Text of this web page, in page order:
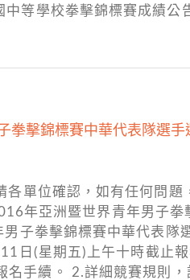
中等學校拳擊錦標賽成績公
拳擊錦標賽中華代表隊選
各單位確認，如有任何問
年亞洲暨世界青年男子拳
子拳擊錦標賽中華代表隊
日(星期五)上午十時截止
名手續。 2.詳細競賽規則